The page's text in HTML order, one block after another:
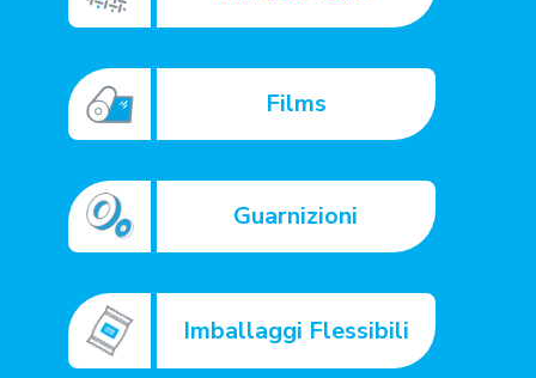
Films
Guarnizioni
Imballaggi Flessibili